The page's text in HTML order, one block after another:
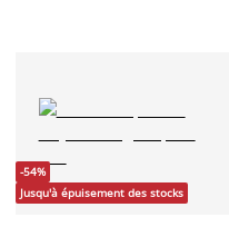
-54%
Jusqu'à épuisement des stocks